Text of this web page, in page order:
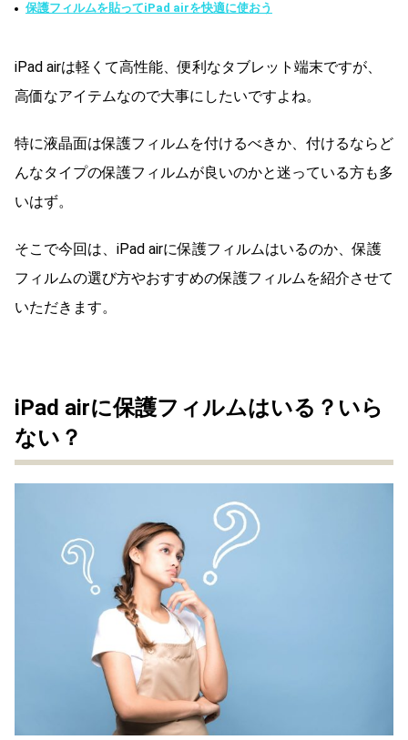
保護フィルムを貼ってiPad airを快適に使おう
iPad airは軽くて高性能、便利なタブレット端末ですが、
高価なアイテムなので大事にしたいですよね。
特に液晶面は保護フィルムを付けるべきか、付けるならど
んなタイプの保護フィルムが良いのかと迷っている方も多
いはず。
そこで今回は、iPad airに保護フィルムはいるのか、保護
フィルムの選び方やおすすめの保護フィルムを紹介させて
いただきます。
iPad airに保護フィルムはいる？いら
ない？